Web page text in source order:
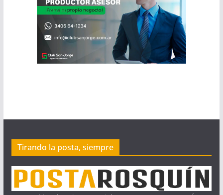
Tirando la posta, siempre